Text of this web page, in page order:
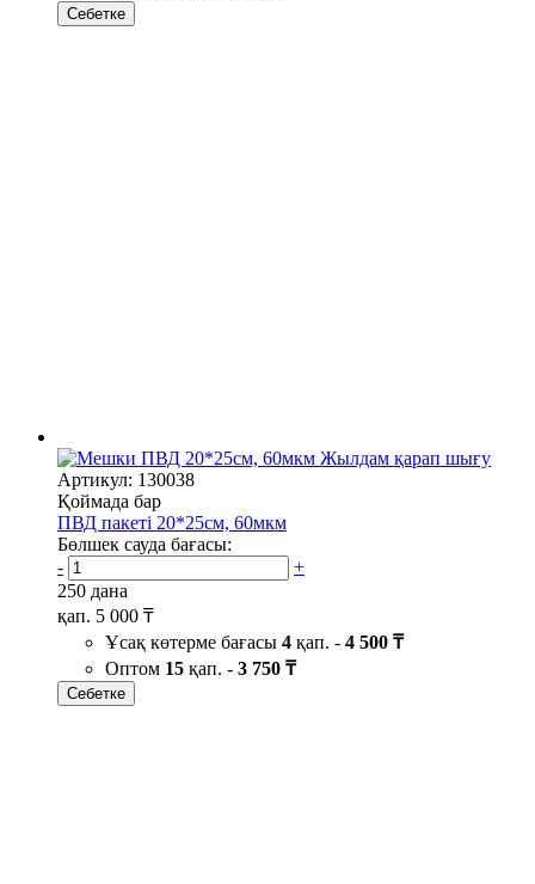
Себетке
Жылдам қарап шығу
Артикул: 130038
Қоймада бар
ПВД пакеті 20*25см, 60мкм
Бөлшек сауда бағасы:
-
+
250 дана
қап. 5 000 ₸
Ұсақ көтерме бағасы 4 қап. - 4 500 ₸
Оптом 15 қап. - 3 750 ₸
Себетке